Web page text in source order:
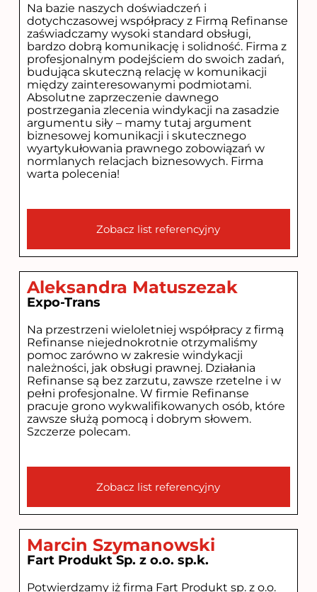
Na bazie naszych doświadczeń i
dotychczasowej współpracy z Firmą Refinanse
zaświadczamy wysoki standard obsługi,
bardzo dobrą komunikację i solidność. Firma z
profesjonalnym podejściem do swoich zadań,
budująca skuteczną relację w komunikacji
między zainteresowanymi podmiotami.
Absolutne zaprzeczenie dawnego
postrzegania zlecenia windykacji na zasadzie
argumentu siły – mamy tutaj argument
biznesowej komunikacji i skutecznego
wyartykułowania prawnego zobowiązań w
normlanych relacjach biznesowych. Firma
warta polecenia!
Zobacz list referencyjny
Aleksandra Matuszezak
Expo-Trans
Na przestrzeni wieloletniej współpracy z firmą
Refinanse niejednokrotnie otrzymaliśmy
pomoc zarówno w zakresie windykacji
należności, jak obsługi prawnej. Działania
Refinanse są bez zarzutu, zawsze rzetelne i w
pełni profesjonalne. W firmie Refinanse
pracuje grono wykwalifikowanych osób, które
zawsze służą pomocą i dobrym słowem.
Szczerze polecam.
Zobacz list referencyjny
Marcin Szymanowski
Fart Produkt Sp. z o.o. sp.k.
Potwierdzamy iż firma Fart Produkt sp. z o.o.